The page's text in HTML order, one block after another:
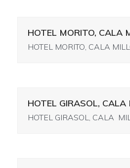
HOTEL MORITO, CALA
HOTEL MORITO, CALA
HOTEL GIRASOL, CALA
HOTEL GIRASOL, CALA